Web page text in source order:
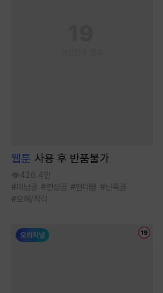
웹툰 사용 후 반품불가
426.4만
#미남공 #연상공 #현대물 #난폭공
#오해/착각